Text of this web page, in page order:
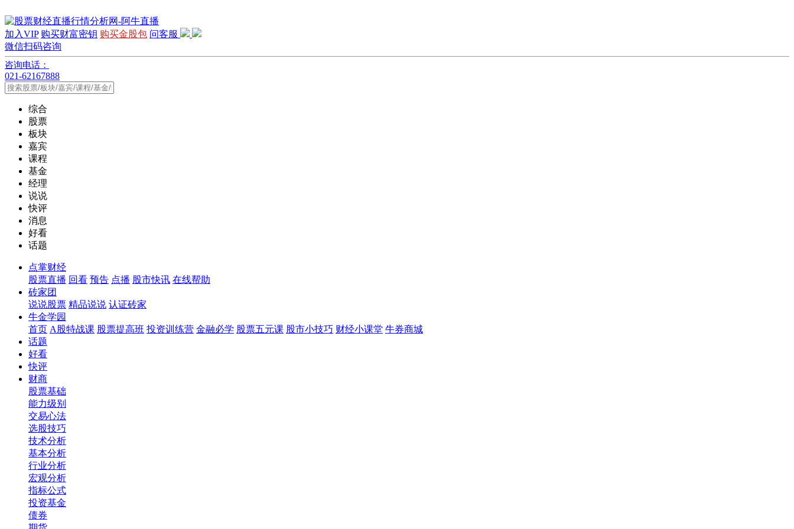
加入VIP 购买财富密钥 购买金股包 问客服
微信扫码咨询
咨询电话：
021-62167888
综合
股票
板块
嘉宾
课程
基金
经理
说说
快评
消息
好看
话题
点掌财经
股票直播 回看 预告 点播 股市快讯 在线帮助
砖家团
说说股票 精品说说 认证砖家
牛金学园
首页 A股特战课 股票提高班 投资训练营 金融必学 股票五元课 股市小技巧 财经小课堂 牛券商城
话题
好看
快评
财商
股票基础
能力级别
交易心法
选股技巧
技术分析
基本分析
行业分析
宏观分析
指标公式
投资基金
债券